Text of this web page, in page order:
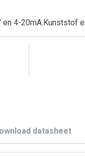
4-20mA.Kunststof
datasheet